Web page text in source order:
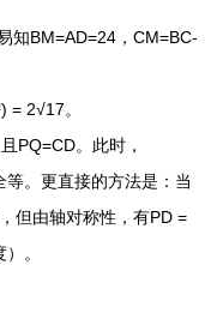
知BM=AD=24，CM=BC-
= 2√17。
PQ=CD。此时，
。更直接的方法是：当
但由轴对称性，有PD =
。